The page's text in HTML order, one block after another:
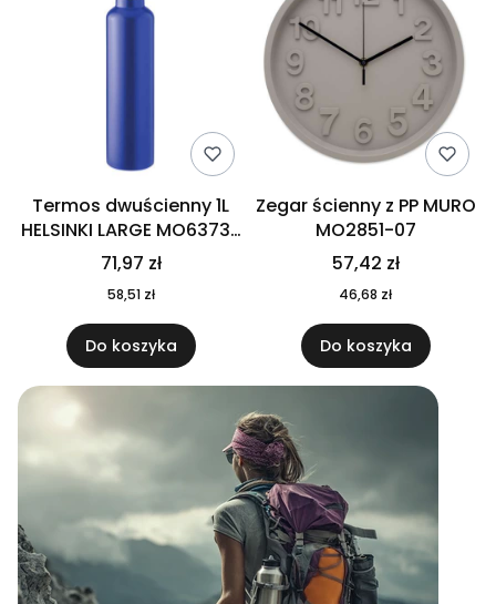
Termos dwuścienny 1L
HELSINKI LARGE MO6373-
04
71,97 zł
58,51 zł
Do koszyka
Zegar ścienny z PP MURO
MO2851-07
57,42 zł
46,68 zł
Do koszyka